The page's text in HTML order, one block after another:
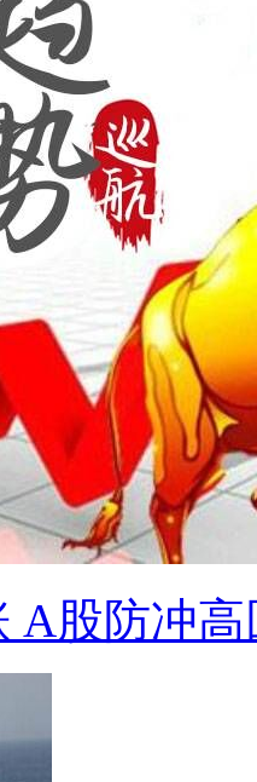
A股防冲高